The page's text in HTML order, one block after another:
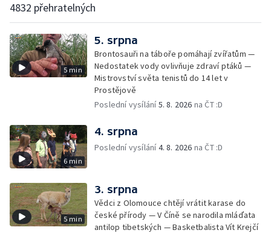
4832 přehratelných
5 min
5. srpna
Brontosauři na táboře pomáhají zvířatům —
Nedostatek vody ovlivňuje zdraví ptáků —
Mistrovství světa tenistů do 14 let v
Prostějově
Poslední vysílání5. 8. 2026 na ČT :D
6 min
4. srpna
Poslední vysílání4. 8. 2026 na ČT :D
5 min
3. srpna
Vědci z Olomouce chtějí vrátit karase do
české přírody — V Číně se narodila mláďata
antilop tibetských — Basketbalista Vít Krejčí